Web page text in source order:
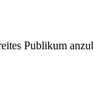
Publikum